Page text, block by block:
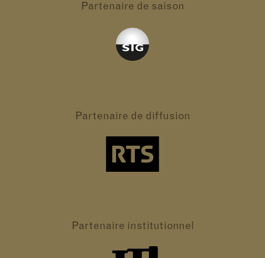
Partenaire de saison
Partenaire de diffusion
Partenaire institutionnel